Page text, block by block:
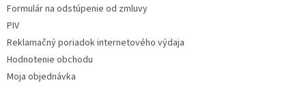
Formulár na odstúpenie od zmluvy
PIV
Reklamačný poriadok internetového výdaja
Hodnotenie obchodu
Moja objednávka